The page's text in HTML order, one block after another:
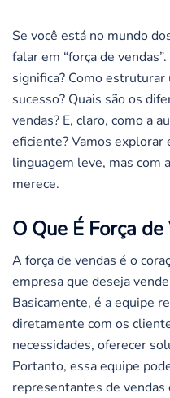
Se você está no mundo
falar em “força de
significa? Como
sucesso? Quais são os
vendas? E, claro, como a
eficiente? Vamos explorar
linguagem leve, mas com
merece.
O Que É Força
A força de vendas é o
empresa que deseja
Basicamente, é a equipe
diretamente com os
necessidades, oferecer
Portanto, essa equipe
representantes de